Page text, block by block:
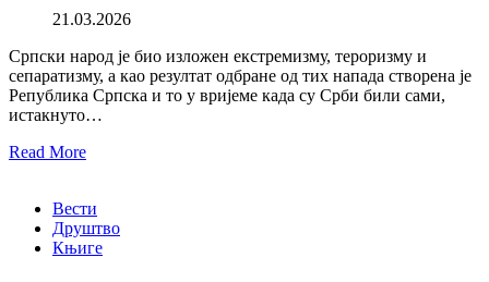
21.03.2026
Српски народ је био изложен екстремизму, тероризму и
сепаратизму, а као резултат одбране од тих напада створена је
Република Српска и то у вријеме када су Срби били сами,
истакнуто…
Read More
Вести
Друштво
Књиге